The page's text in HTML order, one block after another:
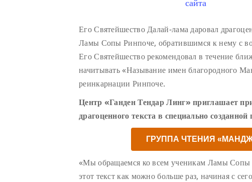
Его Святейшество Далай-лама даровал
Ламы Сопы Ринпоче, обратившимся к нему с
Его Святейшество рекомендовал в течение
начитывать «Называние имен благородного
реинкарнации Ринпоче.
Центр «Ганден Тендар Линг» приглашает
драгоценного текста в специально
ГРУППА ЧТЕНИЯ
«Мы обращаемся ко всем ученикам Ламы Сопы
этот текст как можно больше раз, начиная с